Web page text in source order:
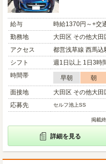
給与
時給1370円～+交
勤務地
大田区 その他大田
アクセス
都営浅草線 西馬込
シフト
週1日以上 1日3時
時間帯
早朝 朝
面接地
大田区 その他大田
応募先
セルフ池上SS
掲載
詳細を見る